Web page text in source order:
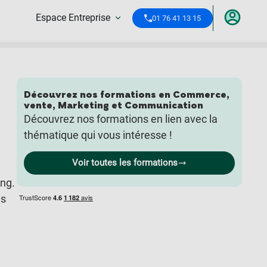
Espace Entreprise 01 76 41 13 15
Découvrez nos formations en Commerce,
vente, Marketing et Communication
Découvrez nos formations en lien avec la
thématique qui vous intéresse !
Voir toutes les formations